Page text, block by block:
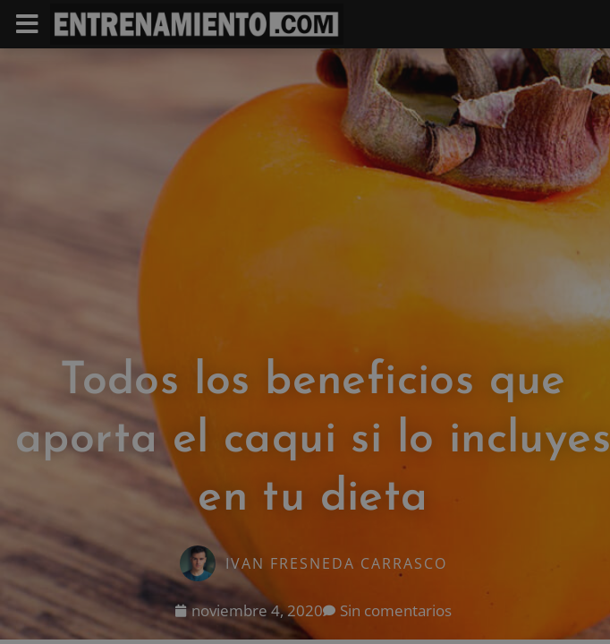
Todos los beneficios que
aporta el caqui si lo incluyes
en tu dieta
IVAN FRESNEDA CARRASCO
noviembre 4, 2020 Sin comentarios